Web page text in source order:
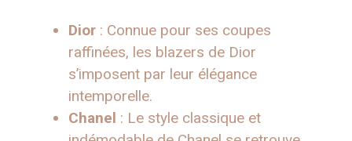
Dior : Connue pour ses coupes
raffinées, les blazers de Dior
s’imposent par leur élégance
intemporelle.
Chanel : Le style classique et